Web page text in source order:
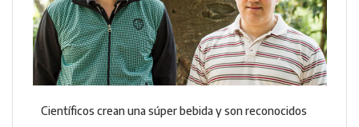
Científicos crean una súper bebida y son reconocidos